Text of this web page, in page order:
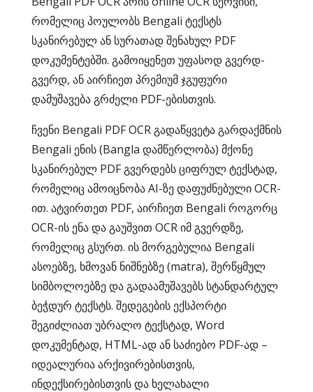
რომელიც პოულობს Bengali ტექსტს
სკანირებულ ან სურათად შენახულ PDF
დოკუმენტებში. გამოიყენეთ უფასოდ გვერდ-
გვერდ, ან აირჩიეთ პრემიუმ ჯგუფური
დამუშავება გრძელი PDF-ებისთვის.
ჩვენი Bengali PDF OCR გადაწყვეტა გარდაქმნის
Bengali ენის (Bangla დამწერლობა) მქონე
სკანირებულ PDF გვერდებს ციფრულ ტექსტად,
რომელიც ამოიცნობა AI-ზე დაფუძნებული OCR-
ით. ატვირთეთ PDF, აირჩიეთ Bengali როგორც
OCR-ის ენა და გაუშვით OCR იმ გვერდზე,
რომელიც გსურთ. ის მორგებულია Bengali
ასოებზე, ხმოვან ნიშნებზე (matra), შერწყმულ
სიმბოლოებზე და გადაამუშავებს სტანდარტულ
ბეჭდურ ტექსტს. შედეგების ექსპორტი
შეგიძლიათ უბრალო ტექსტად, Word
დოკუმენტად, HTML-ად ან საძიებო PDF-ად –
იდეალურია არქივირებისთვის,
ინდექსირებისთვის და ხელახალი